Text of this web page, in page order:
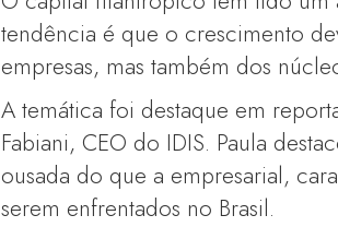
tendência é que o crescimento
empresas, mas também dos
A temática foi destaque em
Fabiani, CEO do IDIS. Paula
ousada do que a empresarial,
serem enfrentados no Brasil.